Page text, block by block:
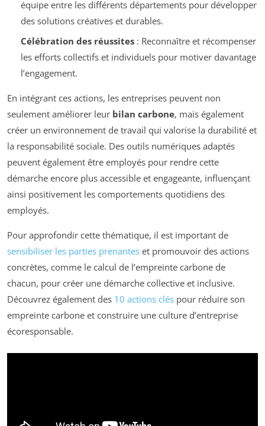
équipe entre les différents départements pour développer
des solutions créatives et durables.
Célébration des réussites: Reconnaître et récompenser
les efforts collectifs et individuels pour motiver davantage
l’engagement.
En intégrant ces actions, les entreprises peuvent non
seulement améliorer leur bilan carbone, mais également
créer un environnement de travail qui valorise la durabilité et
la responsabilité sociale. Des outils numériques adaptés
peuvent également être employés pour rendre cette
démarche encore plus accessible et engageante, influençant
ainsi positivement les comportements quotidiens des
employés.
Pour approfondir cette thématique, il est important de
sensibiliser les parties prenantes et promouvoir des actions
concrètes, comme le calcul de l’empreinte carbone de
chacun, pour créer une démarche collective et inclusive.
Découvrez également des 10 actions clés pour réduire son
empreinte carbone et construire une culture d’entreprise
écoresponsable.